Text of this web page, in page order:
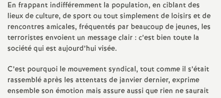
T
o
u
r
En frappant indifféremment la population, en ciblant des
lieux de culture, de sport ou tout simplement de loisirs et de
rencontres amicales, fréquentés par beaucoup de jeunes, les
terroristes envoient un message clair : c’est bien toute la
société qui est aujourd’hui visée.
C’est pourquoi le mouvement syndical, tout comme il s’était
rassemblé après les attentats de janvier dernier, exprime
ensemble son émotion mais assure aussi que rien ne saurait